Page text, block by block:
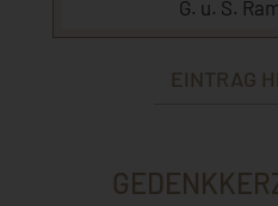
G. u. S.
EINTRAG